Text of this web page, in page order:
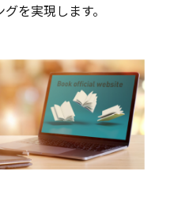
を実現します。